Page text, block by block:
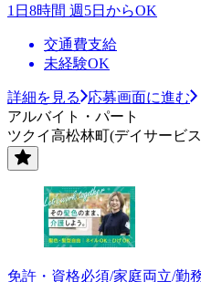
1日8時間 週5日からOK
交通費支給
未経験OK
詳細を見る
応募画面に進む
アルバイト・パート
ツクイ高松林町(デイサービ
免許・資格必須/家庭両立/勤